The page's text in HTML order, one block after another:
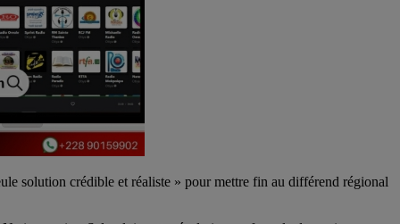
solution crédible et réaliste » pour mettre fin au différend régional